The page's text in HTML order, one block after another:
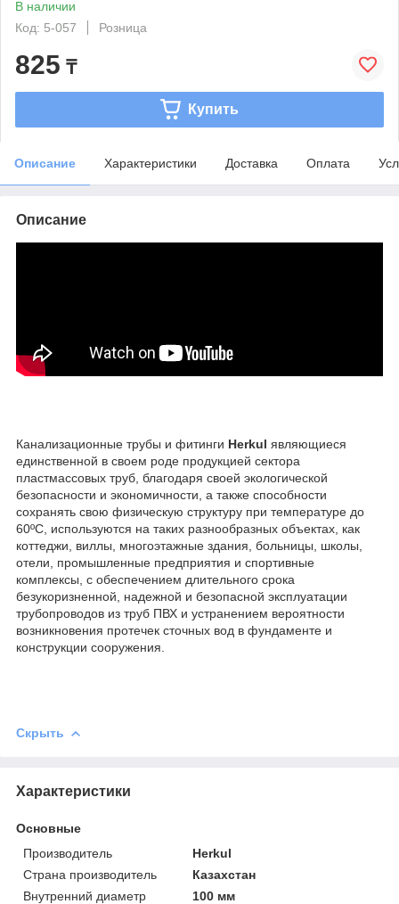
В наличии
Код: 5-057
Розница
825 ₸
Купить
Описание Характеристики Доставка Оплата
Описание
Канализационные трубы и фитинги Herkul являющиеся
единственной в своем роде продукцией сектора
пластмассовых труб, благодаря своей экологической
безопасности и экономичности, а также способности
сохранять свою физическую структуру при температуре до
60ºC, используются на таких разнообразных объектах, как
коттеджи, виллы, многоэтажные здания, больницы, школы,
отели, промышленные предприятия и спортивные
комплексы, с обеспечением длительного срока
безукоризненной, надежной и безопасной эксплуатации
трубопроводов из труб ПВХ и устранением вероятности
возникновения протечек сточных вод в фундаменте и
конструкции сооружения.
Скрыть
Характеристики
Основные
Производитель
Herkul
Страна производитель
Казахстан
Внутренний диаметр
100 мм